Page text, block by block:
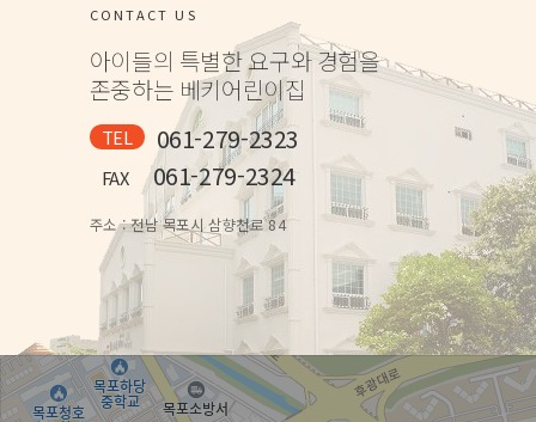
CONTACT US
아이들의 특별한 요구와 경험을
존중하는 베키어린이집
TEL 061-279-2323
FAX 061-279-2324
주소 : 전남 목포시 삼향천로 84